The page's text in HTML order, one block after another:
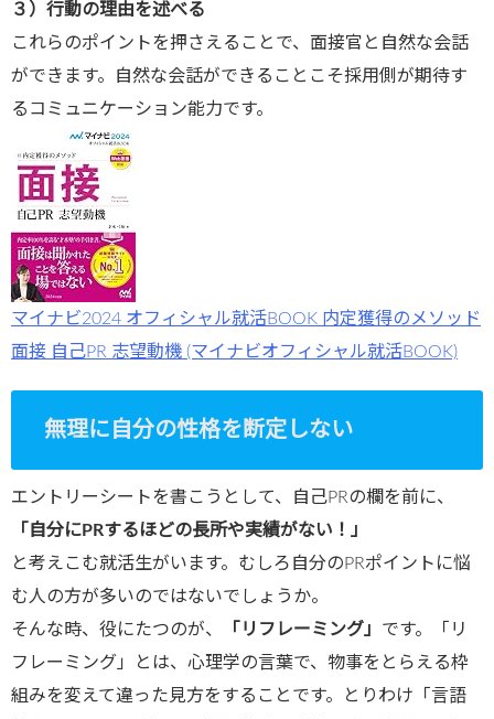
３）行動の理由を述べる
これらのポイントを押さえることで、面接官と自然な会話
ができます。自然な会話ができることこそ採用側が期待す
るコミュニケーション能力です。
マイナビ2024 オフィシャル就活BOOK 内定獲得のメソッド
面接 自己PR 志望動機 (マイナビオフィシャル就活BOOK)
無理に自分の性格を断定しない
エントリーシートを書こうとして、自己PRの欄を前に、
「自分にPRするほどの長所や実績がない！」
と考えこむ就活生がいます。むしろ自分のPRポイントに悩
む人の方が多いのではないでしょうか。
そんな時、役にたつのが、
「リフレーミング」 です。「リ
フレーミング」とは、心理学の言葉で、物事をとらえる枠
組みを変えて違った見方をすることです。とりわけ「言語